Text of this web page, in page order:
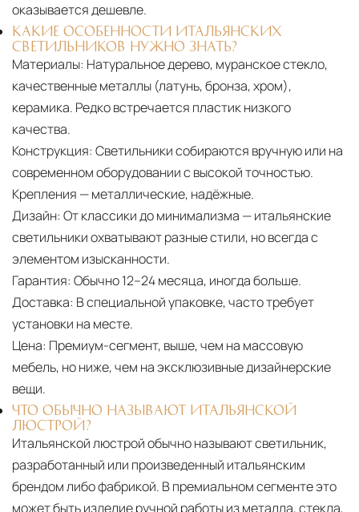
оказывается дешевле.
КАКИЕ ОСОБЕННОСТИ ИТАЛЬЯНСКИХ
СВЕТИЛЬНИКОВ НУЖНО ЗНАТЬ?
Материалы: Натуральное дерево, муранское стекло,
качественные металлы (латунь, бронза, хром),
керамика. Редко встречается пластик низкого
качества.
Конструкция: Светильники собираются вручную или на
современном оборудовании с высокой точностью.
Крепления — металлические, надёжные.
Дизайн: От классики до минимализма — итальянские
светильники охватывают разные стили, но всегда с
элементом изысканности.
Гарантия: Обычно 12–24 месяца, иногда больше.
Доставка: В специальной упаковке, часто требует
установки на месте.
Цена: Премиум-сегмент, выше, чем на массовую
мебель, но ниже, чем на эксклюзивные дизайнерские
вещи.
ЧТО ОБЫЧНО НАЗЫВАЮТ ИТАЛЬЯНСКОЙ
ЛЮСТРОЙ?
Итальянской люстрой обычно называют светильник,
разработанный или произведенный итальянским
брендом либо фабрикой. В премиальном сегменте это
может быть изделие ручной работы из металла, стекла,